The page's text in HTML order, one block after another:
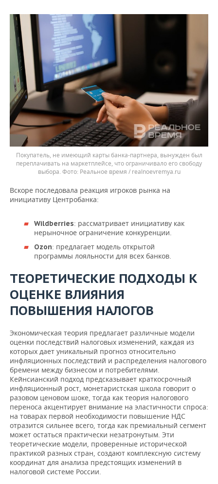
Покупатель, не имеющий карты банка-партнера, вынужден был
переплачивать на маркетплейсе, что ограничивало его свободу
выбора.
Реальное время / realnoevremya.ru
Вскоре последовала реакция игроков рынка на
инициативу Центробанка:
Wildberries: рассматривает инициативу как
нерыночное ограничение конкуренции.
Ozon: предлагает модель открытой
программы лояльности для всех банков.
ТЕОРЕТИЧЕСКИЕ ПОДХОДЫ К
ОЦЕНКЕ ВЛИЯНИЯ
ПОВЫШЕНИЯ НАЛОГОВ
Экономическая теория предлагает различные модели
оценки последствий налоговых изменений, каждая из
которых дает уникальный прогноз относительно
инфляционных последствий и распределения налогового
бремени между бизнесом и потребителями.
Кейнсианский подход предсказывает краткосрочный
инфляционный рост, монетаристская школа говорит о
разовом ценовом шоке, тогда как теория налогового
переноса акцентирует внимание на эластичности спроса:
на товарах первой необходимости повышение НДС
отразится сильнее всего, тогда как премиальный сегмент
может остаться практически незатронутым. Эти
теоретические модели, проверенные исторической
практикой разных стран, создают комплексную систему
координат для анализа предстоящих изменений в
налоговой системе России.